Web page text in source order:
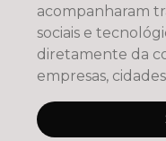
acompanharam
sociais e
diretamente da
empresas,
trabal